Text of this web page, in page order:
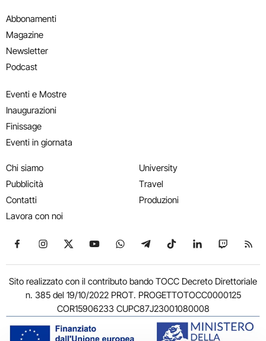
Abbonamenti
Magazine
Newsletter
Podcast
Eventi e Mostre
Inaugurazioni
Finissage
Eventi in giornata
Chi siamo
Pubblicità
Contatti
Lavora con noi
University
Travel
Produzioni
Seguici su Facebook
Seguici su Instagram
Seguici su X
Seguici su YouTube
Seguici su WhatsApp
Seguici su Telegram
Seguici su TikTok
Seguici su
Seguici
Sito realizzato con il contributo bando TOCC Decreto Direttoriale
n. 385 del 19/10/2022 PROT. PROGETTOTOCC0000125
COR15906233 CUPC87J23001080008